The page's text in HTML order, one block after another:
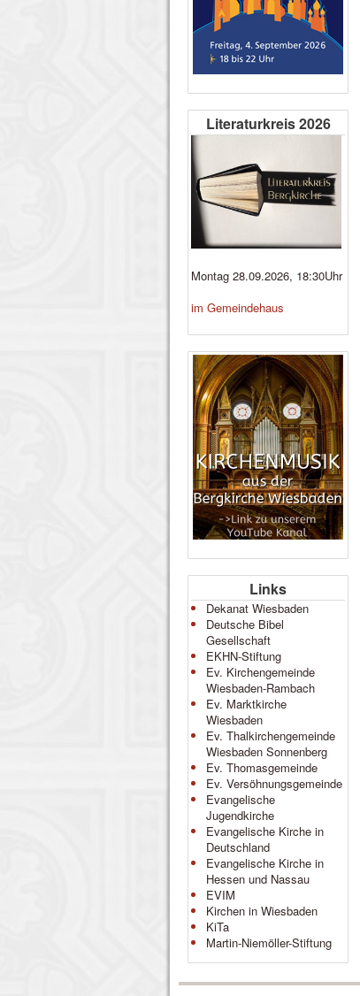
Literaturkreis 2026
Montag 28.09.2026, 18:30Uhr
im Gemeindehaus
Links
Dekanat Wiesbaden
Deutsche Bibel
Gesellschaft
EKHN-Stiftung
Ev. Kirchengemeinde
Wiesbaden-Rambach
Ev. Marktkirche
Wiesbaden
Ev. Thalkirchengemeinde
Wiesbaden Sonnenberg
Ev. Thomasgemeinde
Ev. Versöhnungsgemeinde
Evangelische
Jugendkirche
Evangelische Kirche in
Deutschland
Evangelische Kirche in
Hessen und Nassau
EVIM
Kirchen in Wiesbaden
KiTa
Martin-Niemöller-Stiftung